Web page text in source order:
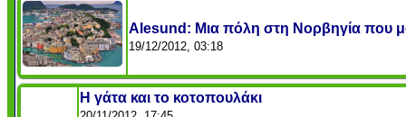
Alesund: Μια πόλη στη Νορβηγία που
19/12/2012, 03:18
Η γάτα και το κοτοπουλάκι